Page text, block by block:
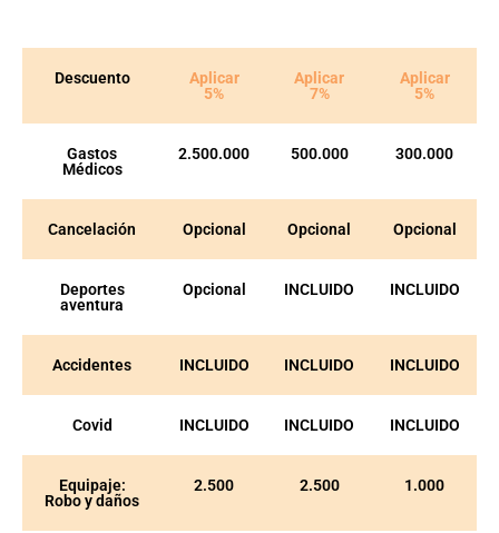
Descuento
Aplicar
5%
Aplicar
7%
Aplicar
5%
Gastos
Médicos
2.500.000 500.000 300.000
Cancelación Opcional Opcional Opcional
Deportes
aventura
Opcional INCLUIDO INCLUIDO
Accidentes INCLUIDO INCLUIDO INCLUIDO
Covid INCLUIDO INCLUIDO INCLUIDO
Equipaje:
Robo y daños
2.500 2.500 1.000